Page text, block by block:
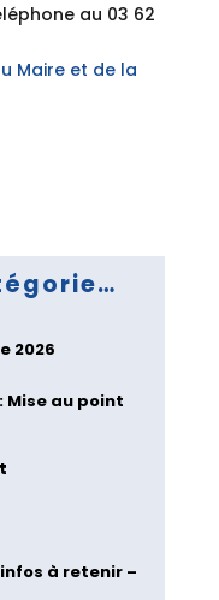
au 03 62
Maire et de la
2026
Mise au point
à retenir –